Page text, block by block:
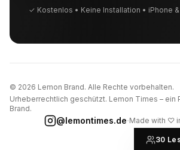
30
✓ Kostenlos • Keine Installation • iPhone
© 2026 Lemon Brand. Alle Rechte vorbehalten.
Urheberrechtlich geschützt. Lemon Times – ein
Brand.
@lemontimes.de·Made with ♡